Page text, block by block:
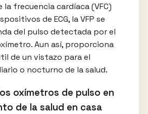
la frecuencia cardíaca (VFC)
de ECG, la VFP se
del pulso detectada por el
Aun así, proporciona
de un vistazo para el
o nocturno de la salud.
oxímetros de pulso en
de la salud en casa